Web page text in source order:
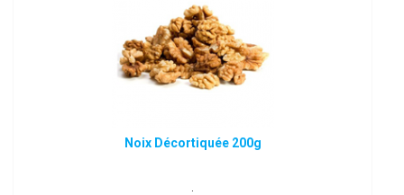
Noix Décortiquée 200g
.